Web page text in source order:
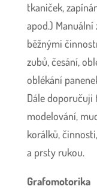
tkaniček,
apod.)
běžnými
zubů, česání,
oblékání
Dále doporučuji
modelování,
korálků,
a prsty rukou.
Grafomotorika